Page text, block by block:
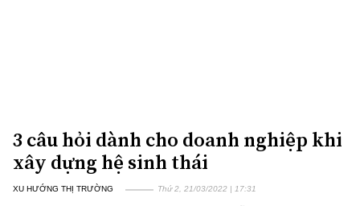
3 câu hỏi dành cho doanh nghiệp khi
xây dựng hệ sinh thái
XU HƯỚNG THỊ TRƯỜNG Thứ 2, 21/03/2022 | 17:31